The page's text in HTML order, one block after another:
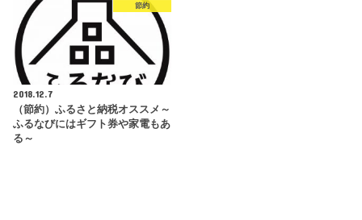
節約
2018.12.7
（節約）ふるさと納税オススメ～
ふるなびにはギフト券や家電もあ
る～